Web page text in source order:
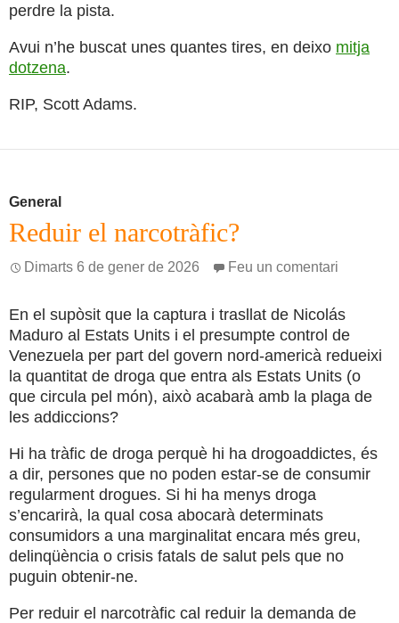
perdre la pista.
Avui n’he buscat unes quantes tires, en deixo mitja
dotzena.
RIP, Scott Adams.
General
Reduir el narcotràfic?
Dimarts 6 de gener de 2026 Feu un comentari
En el supòsit que la captura i trasllat de Nicolás
Maduro al Estats Units i el presumpte control de
Venezuela per part del govern nord-americà redueixi
la quantitat de droga que entra als Estats Units (o
que circula pel món), això acabarà amb la plaga de
les addiccions?
Hi ha tràfic de droga perquè hi ha drogoaddictes, és
a dir, persones que no poden estar-se de consumir
regularment drogues. Si hi ha menys droga
s’encarirà, la qual cosa abocarà determinats
consumidors a una marginalitat encara més greu,
delinqüència o crisis fatals de salut pels que no
puguin obtenir-ne.
Per reduir el narcotràfic cal reduir la demanda de